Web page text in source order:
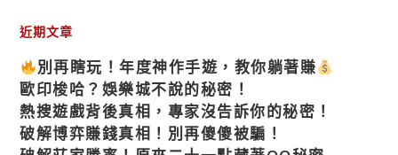
近期文章
別再瞎玩！年度神作手遊，教你躺著賺
歐印梭哈？娛樂城不說的秘密！
熱搜遊戲背後真相，專家沒告訴你的秘密！
破解博弈賺錢真相！別再傻傻被騙！